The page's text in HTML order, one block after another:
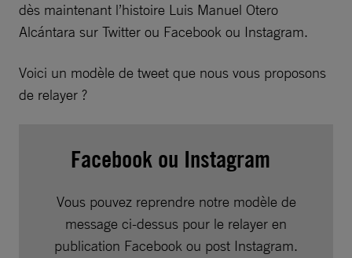
dès maintenant l’histoire Luis Manuel Otero
Alcántara sur Twitter ou Facebook ou Instagram.
Voici un modèle de tweet que nous vous proposons
de relayer ?
Facebook ou Instagram
Vous pouvez reprendre notre modèle de
message ci-dessus pour le relayer en
publication Facebook ou post Instagram.